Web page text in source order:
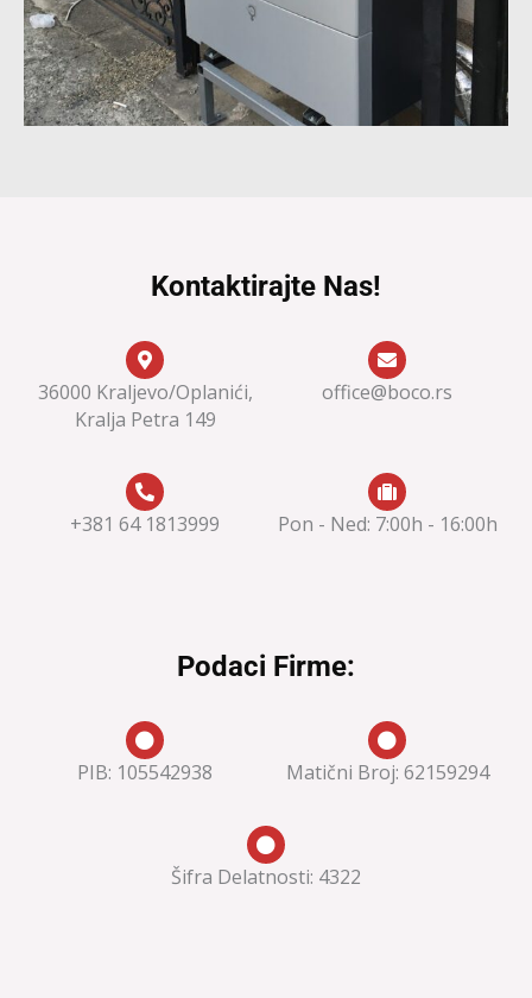
Kontaktirajte Nas!
36000 Kraljevo/Oplanići,
Kralja Petra 149
office@boco.rs
+381 64 1813999 Pon - Ned: 7:00h - 16:00h
Podaci Firme:
PIB: 105542938 Matični Broj: 62159294
Šifra Delatnosti: 4322